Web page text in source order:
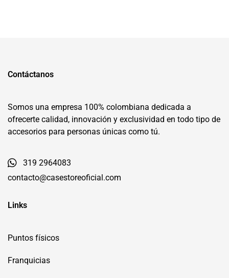
Contáctanos
Somos una empresa 100% colombiana dedicada a
ofrecerte calidad, innovación y exclusividad en todo tipo de
accesorios para personas únicas como tú.
319 2964083
contacto@casestoreoficial.com
Links
Puntos físicos
Franquicias